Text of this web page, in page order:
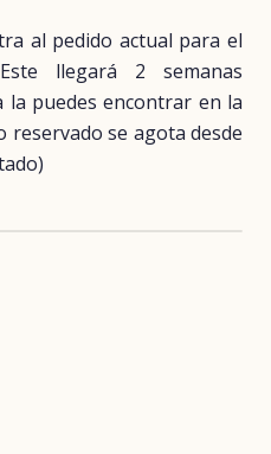
al pedido actual para el
llegará 2 semanas
la puedes encontrar en la
se agota desde